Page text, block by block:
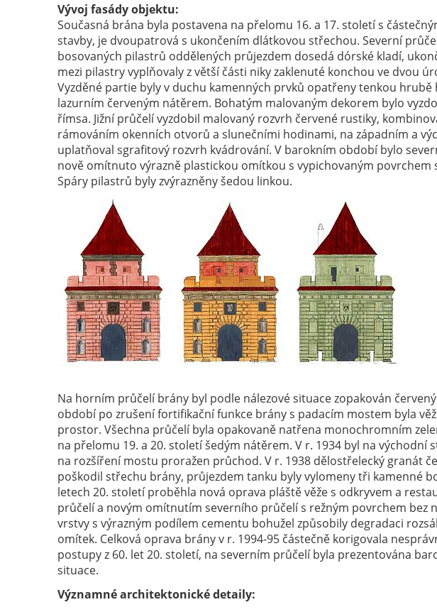
Vývoj fasády objektu:
Současná brána byla postavena na přelomu 16. a 17. století s
stavby, je dvoupatrová s ukončením dlátkovou střechou. Severní
bosovaných pilastrů oddělených průjezdem dosedá dórské kladí,
mezi pilastry vyplňovaly z větší části niky zaklenuté konchou ve dvou
Vyzděné partie byly v duchu kamenných prvků opatřeny tenkou hrubě
lazurním červeným nátěrem. Bohatým malovaným dekorem bylo
římsa. Jižní průčelí vyzdobil malovaný rozvrh červené rustiky,
rámováním okenních otvorů a slunečními hodinami, na západním a
uplatňoval sgrafitový rozvrh kvádrování. V barokním období bylo
nově omítnuto výrazně plastickou omítkou s vypichovaným povrchem
Spáry pilastrů byly zvýrazněny šedou linkou.
Na horním průčelí brány byl podle nálezové situace zopakován
období po zrušení fortifikační funkce brány s padacím mostem byla
prostor. Všechna průčelí byla opakovaně natřena monochromním
na přelomu 19. a 20. století šedým nátěrem. V r. 1934 byl na východní
na rozšíření mostu proražen průchod. V r. 1938 dělostřelecký granát
poškodil střechu brány, průjezdem tanku byly vylomeny tři kamenné
letech 20. století proběhla nová oprava pláště věže s odkryvem a
průčelí a novým omítnutím severního průčelí s režným povrchem bez
vrstvy s výrazným podílem cementu bohužel způsobily degradaci
omítek. Celková oprava brány v r. 1994-95 částečně korigovala
postupy z 60. let 20. století, na severním průčelí byla prezentována
situace.
Významné architektonické detaily: